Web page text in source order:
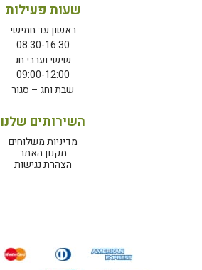
שעות פעילות
ראשון עד חמישי
08:30-16:30
שישי וערבי חג
09:00-12:00
שבת וחג – סגור
השירותים שלנו
מדיניות משלוחים
תקנון האתר
הצהרת נגישות